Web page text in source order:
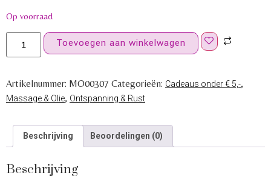
Op voorraad
Toevoegen aan winkelwagen
Artikelnummer: MO00307 Categorieën: Cadeaus onder € 5,-,
Massage & Olie, Ontspanning & Rust
Beschrijving Beoordelingen (0)
Beschrijving